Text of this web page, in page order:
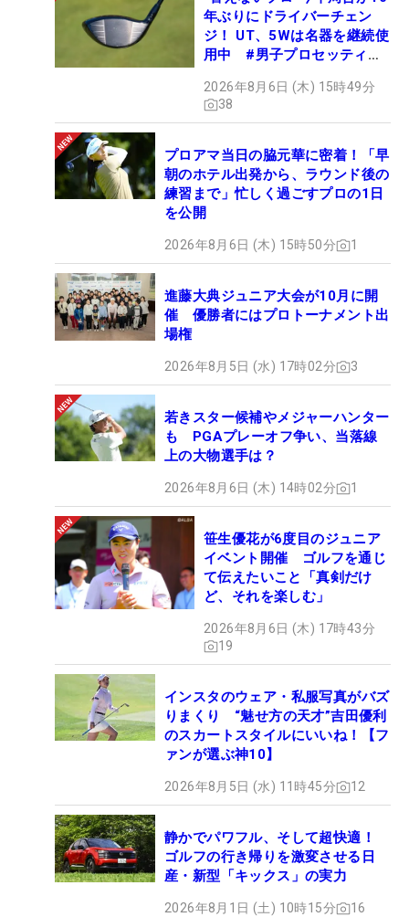
年ぶりにドライバーチェン
ジ！ UT、5Wは名器を継続使
用中 #男子プロセッティン
2026年8月6日 (木) 15時49分
38
プロアマ当日の脇元華に密着！「早
朝のホテル出発から、ラウンド後の
練習まで」忙しく過ごすプロの1日
を公開
2026年8月6日 (木) 15時50分 1
進藤大典ジュニア大会が10月に開
催 優勝者にはプロトーナメント出
場権
2026年8月5日 (水) 17時02分 3
若きスター候補やメジャーハンター
も PGAプレーオフ争い、当落線
上の大物選手は？
2026年8月6日 (木) 14時02分 1
笹生優花が6度目のジュニア
イベント開催 ゴルフを通じ
て伝えたいこと「真剣だけ
ど、それを楽しむ」
2026年8月6日 (木) 17時43分
19
インスタのウェア・私服写真がバズ
りまくり “魅せ方の天才”吉田優利
のスカートスタイルにいいね！【フ
ァンが選ぶ神10】
2026年8月5日 (水) 11時45分 12
静かでパワフル、そして超快適！
ゴルフの行き帰りを激変させる日
産・新型「キックス」の実力
2026年8月1日 (土) 10時15分 16